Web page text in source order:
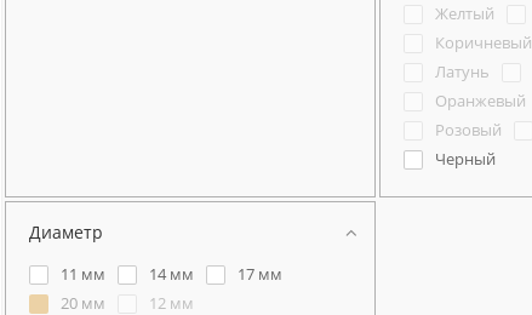
Желтый
Коричневый
Латунь
Оранжевый
Розовый
Черный
Диаметр
11 мм 14 мм
17 мм
20 мм
12 мм